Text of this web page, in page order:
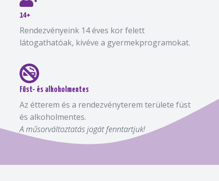
14+
Rendezvényeink 14 éves kor felett
látogathatóak, kivéve a gyermekprogramokat.
Füst- és alkoholmentes
Az étterem és a rendezvényterem területe füst
és alkoholmentes.
A műsorváltoztatás jogát fenntartjuk!